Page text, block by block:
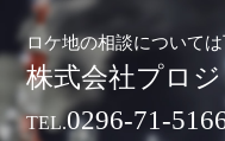
ロケ地の相談について
株式会社プロ
TEL.0296-71-